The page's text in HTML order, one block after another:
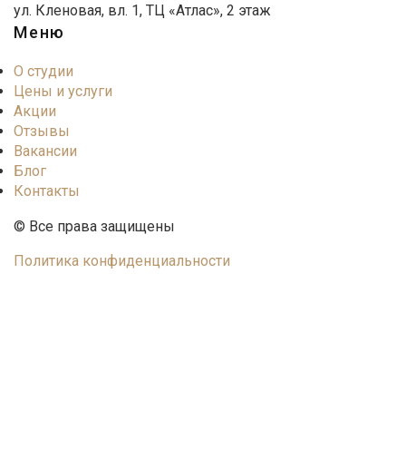
ул. Кленовая, вл. 1, ТЦ «Атлас», 2 этаж
Меню
О студии
Цены и услуги
Акции
Отзывы
Вакансии
Блог
Контакты
© Все права защищены
Политика конфиденциальности